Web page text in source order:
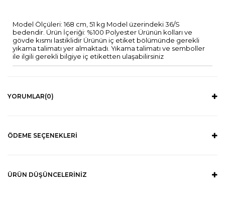
Model Ölçüleri: 168 cm, 51 kg Model üzerindeki 36/S
bedendir. Ürün İçeriği: %100 Polyester Ürünün kolları ve
gövde kısmı lastiklidir Ürünün iç etiket bölümünde gerekli
yıkama talimatı yer almaktadı. Yıkama talimatı ve semboller
ile ilgili gerekli bilgiye iç etiketten ulaşabilirsiniz
YORUMLAR(0)
ÖDEME SEÇENEKLERI
ÜRÜN DÜŞÜNCELERINIZ